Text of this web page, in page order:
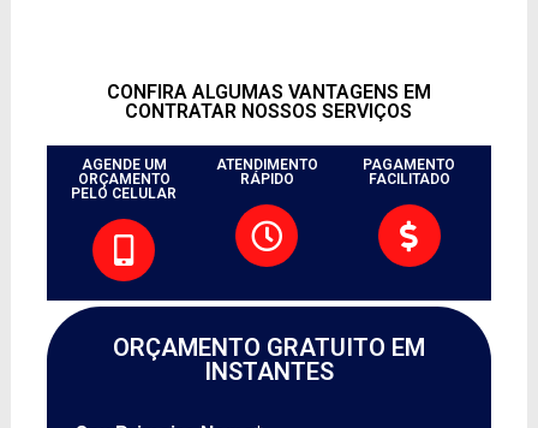
CONFIRA ALGUMAS VANTAGENS EM
CONTRATAR NOSSOS SERVIÇOS
AGENDE UM
ORÇAMENTO
PELO CELULAR
ATENDIMENTO
RÁPIDO
PAGAMENTO
FACILITADO
ORÇAMENTO GRATUITO EM
INSTANTES